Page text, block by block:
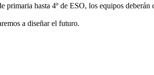
hasta 4º de ESO, los equipos
a diseñar el futuro.